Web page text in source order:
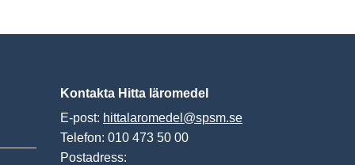
Kontakta Hitta läromedel
E-post: hittalaromedel@spsm.se
Telefon: 010 473 50 00
Postadress: